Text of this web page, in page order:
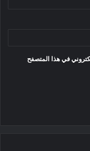
في هذا المتصفح